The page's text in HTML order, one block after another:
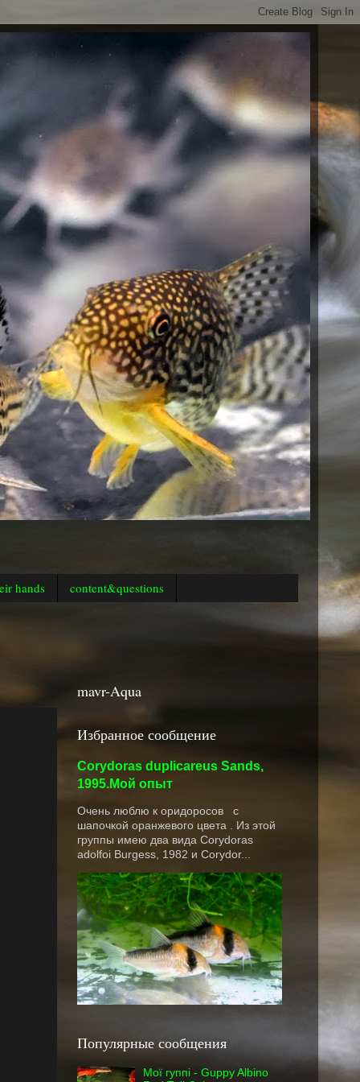
hands content&questions
mavr-Aqua
Избранное сообщение
Corydoras duplicareus Sands,
1995.Мой опыт
Очень люблю к оридоросов с
шапочкой оранжевого цвета . Из этой
группы имею два вида Corydoras
adolfoi Burgess, 1982 и Corydor...
Популярные сообщения
Мої гуппі - Guppy Albino